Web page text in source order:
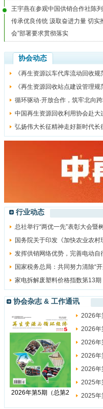
王宇燕在参观中国供销合作社陈
传承优良传统 汲取奋进力量 切实
会”部署要求贯彻落实
协会动态
《再生资源以车代库流动回收
《再生资源回收站点建设管理
循环驱动·开放合作，筑牢北向
中国再生资源回收利用协会赴大
弘扬伟大长征精神走好新时代
行业动态
总社举行“两优一先”表彰大会暨
国务院关于印发《加快农业农村
发挥供销网络优势，完善电动自
国家税务总局：共同努力清除“
家电拆解废塑料价格指数第13期
协会杂志 & 工作通讯
2026年第5期（总第2
2026年
2026年
2026年
2026年
2026年
2025年
2025年